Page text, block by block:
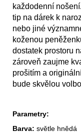
každodenní
tip na dárek k
nebo jiné
koženou
dostatek prostoru
zároveň zaujme
prošitím a
bude skvělou
Parametry:
Barva: světle hnědá